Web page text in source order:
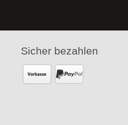
Sicher bezahlen